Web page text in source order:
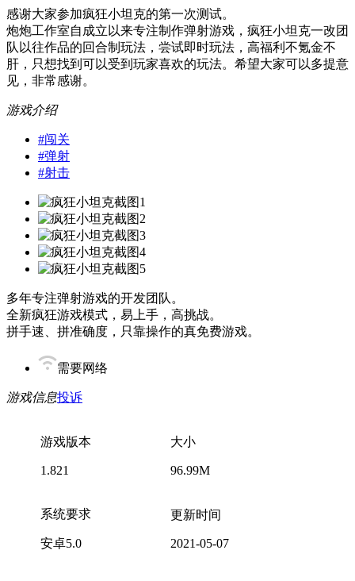
感谢大家参加疯狂小坦克的第一次测试。
炮炮工作室自成立以来专注制作弹射游戏，疯狂小坦克一改团
队以往作品的回合制玩法，尝试即时玩法，高福利不氪金不
肝，只想找到可以受到玩家喜欢的玩法。希望大家可以多提意
见，非常感谢。
游戏介绍
#闯关
#弹射
#射击
多年专注弹射游戏的开发团队。
全新疯狂游戏模式，易上手，高挑战。
拼手速、拼准确度，只靠操作的真免费游戏。
需要网络
游戏信息投诉
游戏版本
1.821
大小
96.99M
系统要求
安卓5.0
更新时间
2021-05-07